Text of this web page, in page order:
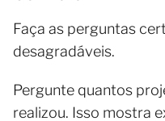
Faça as perguntas
desagradáveis.
Pergunte quantos
realizou. Isso mostra